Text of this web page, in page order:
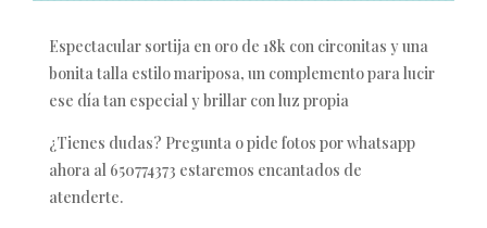
Espectacular sortija en oro de 18k con circonitas y una
bonita talla estilo mariposa, un complemento para lucir
ese día tan especial y brillar con luz propia
¿Tienes dudas? Pregunta o pide fotos por whatsapp
ahora al 650774373 estaremos encantados de
atenderte.